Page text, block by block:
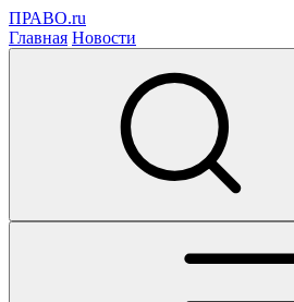
ПРАВО.ru
Главная Новости